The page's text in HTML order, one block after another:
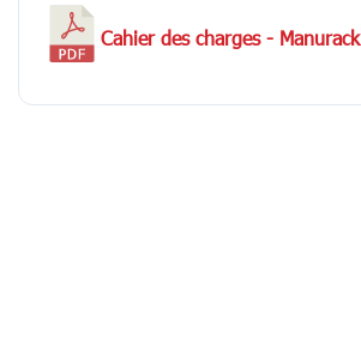
Cahier des charges - Manurack